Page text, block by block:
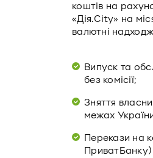
коштів на
«Дія.City» на
валютні
Випуск та
без комісії;
Зняття
межах
Перекази на
ПриватБанку)